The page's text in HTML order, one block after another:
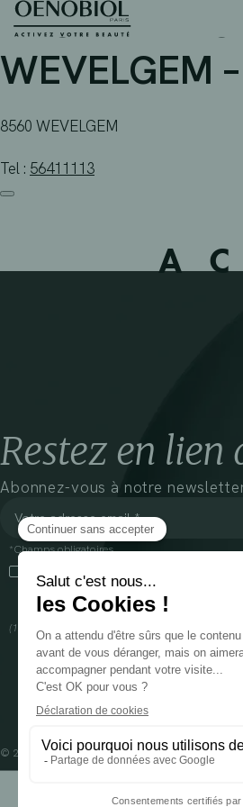
SkipAPOTHEEK
WEVELGEM
8560 WEVELGEM
Tel : 56411113
Restez en lien
Abonnez-vous à notre
*Champs obligatoires
En cliquant sur cette case, j’accepte que
communiquer des informations
gestion de vos données et vos droits,
(1) Coopération pharmaceutique Française,
© 2024 OENOBIOL PARISMentions légales
Les